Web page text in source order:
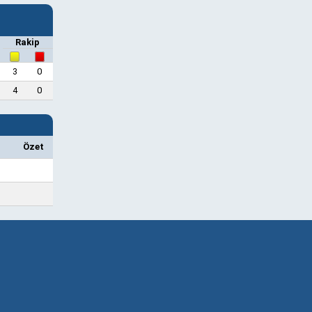
Rakip
3
0
4 0
Özet